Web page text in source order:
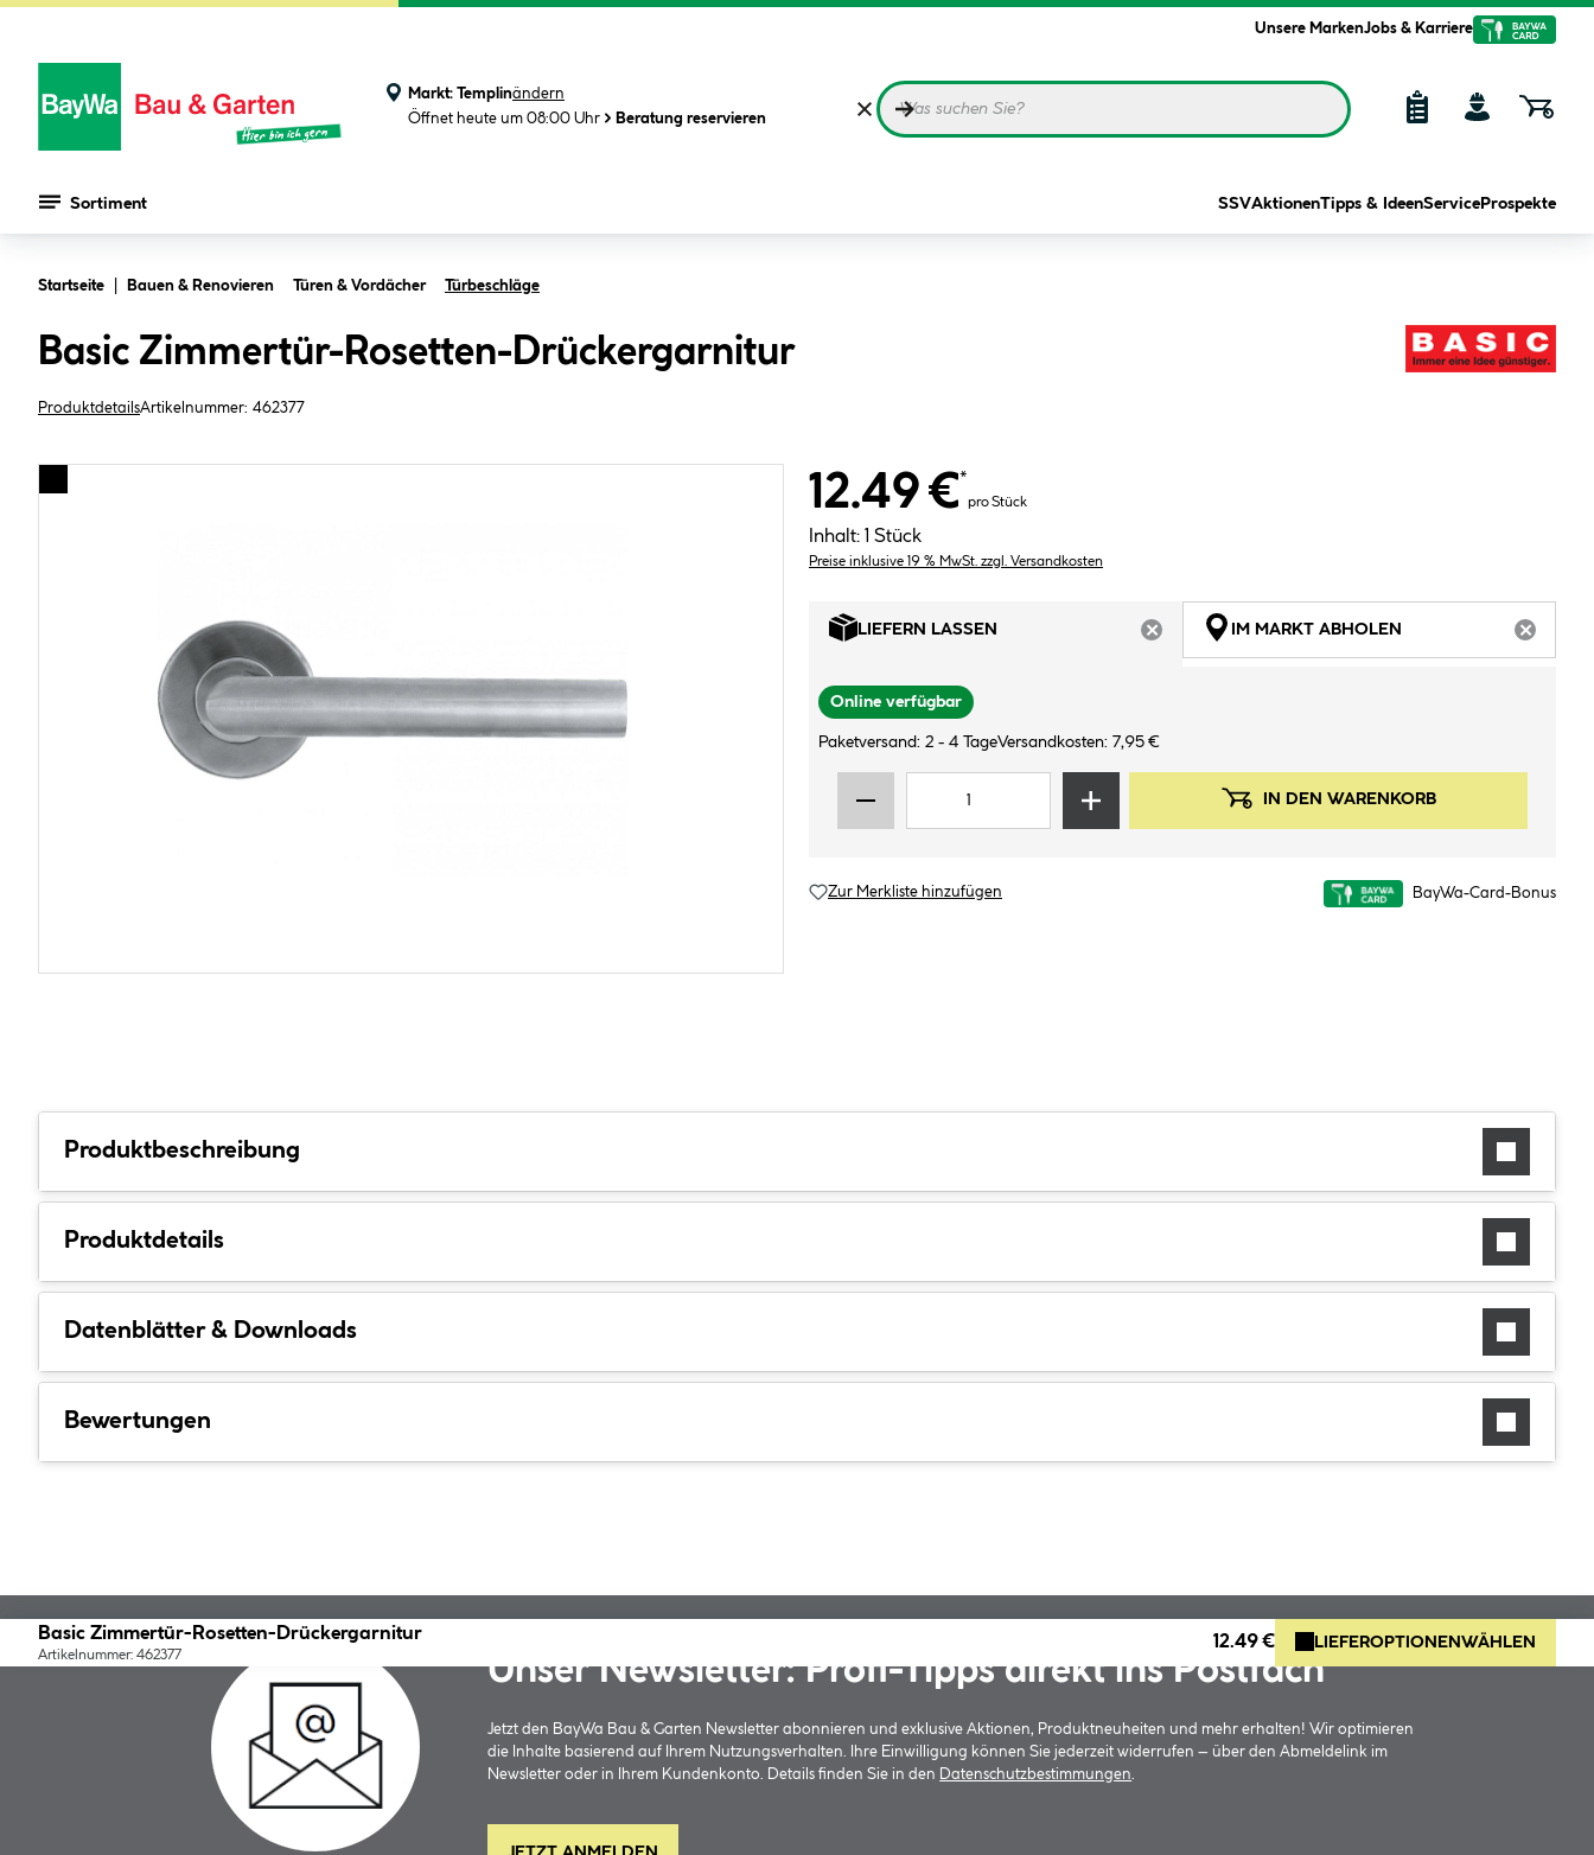
Unsere MarkenJobs & Karriere
Markt: Templinändern
Öffnet heute um 08:00 Uhr
Beratung reservieren
Sortiment SSVAktionenTipps & IdeenService Prospekte
Startseite Bauen & Renovieren Türen & Vordächer Türbeschläge
Basic Zimmertür-Rosetten-Drückergarnitur
ProduktdetailsArtikelnummer: 462377
12.49 €*
pro Stück
Inhalt: 1 Stück
Preise inklusive 19 % MwSt. zzgl. Versandkosten
LIEFERN LASSEN
ARTIKEL NICHT VERFÜGBAR
IM MARKT ABHOLEN
Online verfügbar
Paketversand: 2 - 4 TageVersandkosten: 7,95 €
IN DEN WARENKORB
Zur Merkliste hinzufügen BayWa-Card-Bonus
Produktbeschreibung
Produktdetails
Datenblätter & Downloads
Bewertungen
Basic Zimmertür-Rosetten-Drückergarnitur
Artikelnummer: 462377
12.49 € LIEFEROPTIONEN WÄHLEN
Unser Newsletter: Profi-Tipps direkt ins Postfach
Jetzt den BayWa Bau & Garten Newsletter abonnieren und exklusive Aktionen, Produktneuheiten und mehr erhalten! Wir optimieren
die Inhalte basierend auf Ihrem Nutzungsverhalten. Ihre Einwilligung können Sie jederzeit widerrufen – über den Abmeldelink im
Newsletter oder in Ihrem Kundenkonto. Details finden Sie in den
Datenschutzbestimmungen